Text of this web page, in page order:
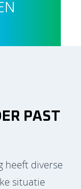
PAST
heeft diverse
situatie